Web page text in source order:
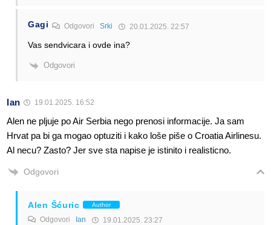
Gagi Odgovori Srki 20.01.2025. 22:57
Vas sendvicara i ovde ina?
Odgovori
Ian 19.01.2025. 16:52
Alen ne pljuje po Air Serbia nego prenosi informacije. Ja sam
Hrvat pa bi ga mogao optuziti i kako loše piše o Croatia Airlinesu.
Al necu? Zasto? Jer sve sta napise je istinito i realisticno.
Odgovori
Alen Šćuric Author
Odgovori Ian 19.01.2025. 23:27